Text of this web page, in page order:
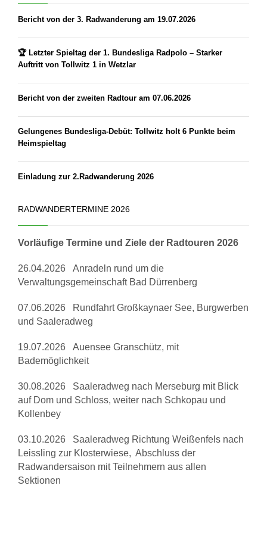
Bericht von der 3. Radwanderung am 19.07.2026
🏆 Letzter Spieltag der 1. Bundesliga Radpolo – Starker
Auftritt von Tollwitz 1 in Wetzlar
Bericht von der zweiten Radtour am 07.06.2026
Gelungenes Bundesliga-Debüt: Tollwitz holt 6 Punkte beim
Heimspieltag
Einladung zur 2.Radwanderung 2026
RADWANDERTERMINE 2026
Vorläufige Termine und Ziele der Radtouren 2026
26.04.2026 Anradeln rund um die
Verwaltungsgemeinschaft Bad Dürrenberg
07.06.2026 Rundfahrt Großkaynaer See, Burgwerben
und Saaleradweg
19.07.2026 Auensee Granschütz, mit
Bademöglichkeit
30.08.2026 Saaleradweg nach Merseburg mit Blick
auf Dom und Schloss, weiter nach Schkopau und
Kollenbey
03.10.2026 Saaleradweg Richtung Weißenfels nach
Leissling zur Klosterwiese, Abschluss der
Radwandersaison mit Teilnehmern aus allen
Sektionen